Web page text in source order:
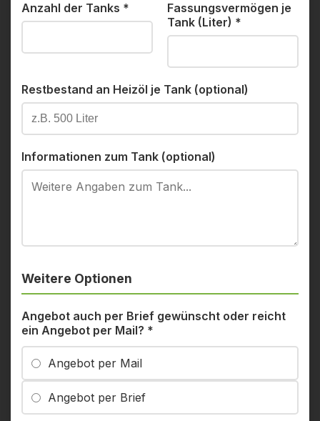
Anzahl der Tanks *
Fassungsvermögen je
Tank (Liter) *
Restbestand an Heizöl je Tank (optional)
Informationen zum Tank (optional)
Weitere Optionen
Angebot auch per Brief gewünscht oder reicht
ein Angebot per Mail? *
Angebot per Mail
Angebot per Brief